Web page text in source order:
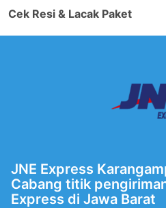
Cek Resi & Lacak Paket
JNE Express
Cabang titik
Express di Jawa Barat